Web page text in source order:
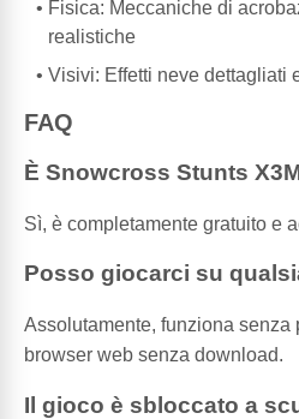
Fisica: Meccaniche di
realistiche
Visivi: Effetti neve dettagliati
FAQ
È Snowcross Stunts
Sì, è completamente gratuito e
Posso giocarci su
Assolutamente, funziona senza
browser web senza download.
Il gioco è sbloccato a